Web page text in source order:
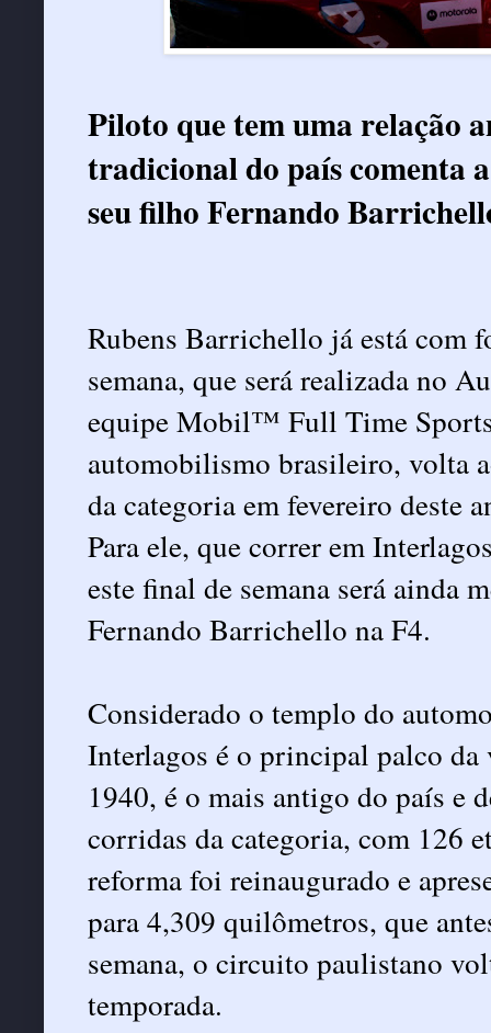
Piloto que tem uma relação
tradicional do país comenta
seu filho Fernando
Rubens Barrichello já está com
semana, que será realizada no
equipe Mobil™ Full Time
automobilismo brasileiro, volta
da categoria em fevereiro deste
Para ele, que correr em
este final de semana será ainda
Fernando Barrichello na F4.
Considerado o templo do
Interlagos é o principal palco
1940, é o mais antigo do país e
corridas da categoria, com 126
reforma foi reinaugurado e
para 4,309 quilômetros, que
semana, o circuito paulistano
temporada.